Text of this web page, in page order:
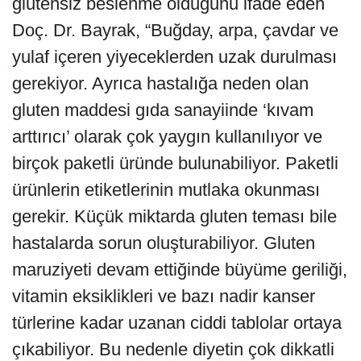
Doç. Dr. Bayrak, “Buğday, arpa, çavdar ve
yulaf içeren yiyeceklerden uzak durulması
gerekiyor. Ayrıca hastalığa neden olan
gluten maddesi gıda sanayiinde ‘kıvam
arttırıcı’ olarak çok yaygın kullanılıyor ve
birçok paketli üründe bulunabiliyor. Paketli
ürünlerin etiketlerinin mutlaka okunması
gerekir. Küçük miktarda gluten teması bile
hastalarda sorun oluşturabiliyor. Gluten
maruziyeti devam ettiğinde büyüme geriliği,
vitamin eksiklikleri ve bazı nadir kanser
türlerine kadar uzanan ciddi tablolar ortaya
çıkabiliyor. Bu nedenle diyetin çok dikkatli